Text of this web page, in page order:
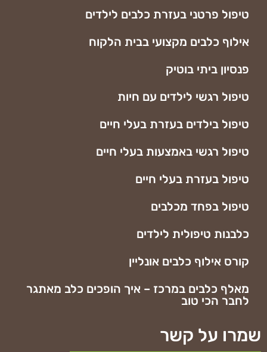
טיפול פרטני בעזרת כלבים לילדים
אילוף כלבים מקצועי בבית הלקוח
פנסיון ביתי בוטיק
טיפול רגשי לילדים עם חיות
טיפול בילדים בעזרת בעלי חיים
טיפול רגשי באמצעות בעלי חיים
טיפול בעזרת בעלי חיים
טיפול בפחד מכלבים
כלבנות טיפולית לילדים
קורס אילוף כלבים אונליין
מאלף כלבים במרכז – איך הופכים כלב מאתגר
לחבר הכי טוב
שמרו על קשר